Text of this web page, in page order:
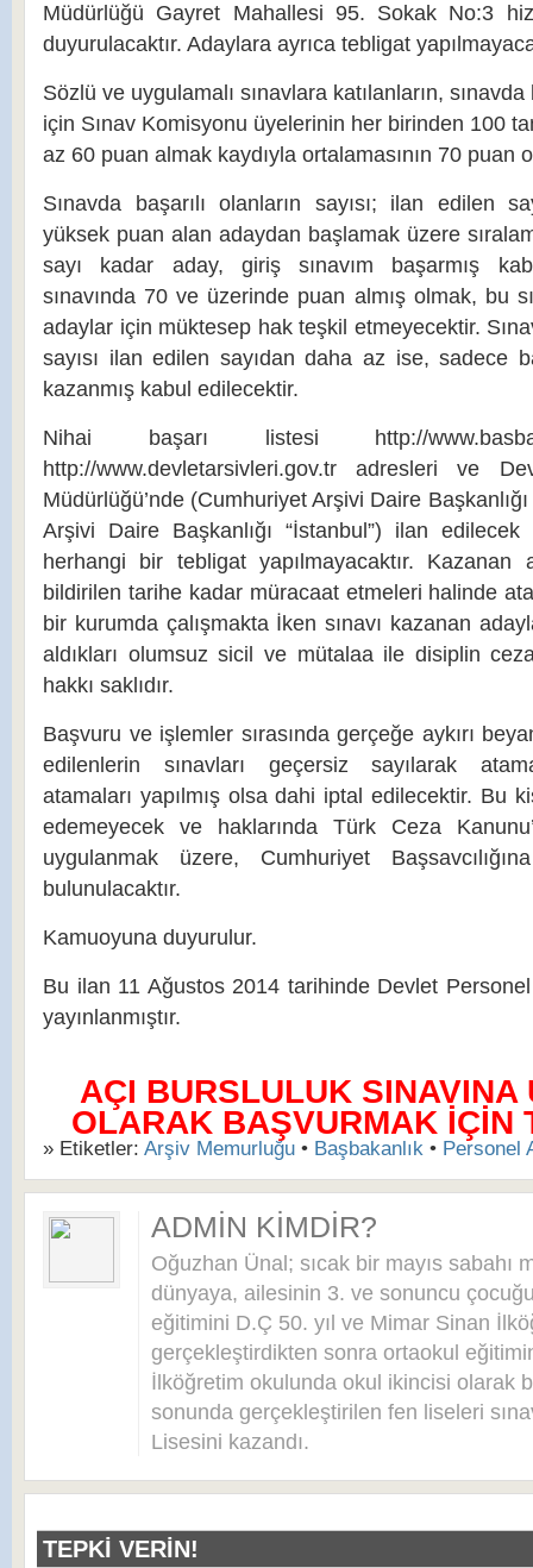
Müdürlüğü Gayret Mahallesi 95. Sokak No:3
duyurulacaktır. Adaylara ayrıca tebligat
Sözlü ve uygulamalı sınavlara katılanların, sınavda
için Sınav Komisyonu üyelerinin her birinden 100
az 60 puan almak kaydıyla ortalamasının 70 puan
Sınavda başarılı olanların sayısı; ilan edilen
yüksek puan alan adaydan başlamak üzere
sayı kadar aday, giriş sınavım başarmış
sınavında 70 ve üzerinde puan almış olmak, bu
adaylar için müktesep hak teşkil etmeyecektir.
sayısı ilan edilen sayıdan daha az ise, sadece
kazanmış kabul edilecektir.
Nihai başarı listesi http://
http://www.devletarsivleri.gov.tr adresleri ve
Müdürlüğü’nde (Cumhuriyet Arşivi Daire Başkanlığı
Arşivi Daire Başkanlığı “İstanbul”) ilan
herhangi bir tebligat yapılmayacaktır. Kazanan
bildirilen tarihe kadar müracaat etmeleri halinde
bir kurumda çalışmakta İken sınavı kazanan
aldıkları olumsuz sicil ve mütalaa ile disiplin
hakkı saklıdır.
Başvuru ve işlemler sırasında gerçeğe aykırı
edilenlerin sınavları geçersiz sayılarak
atamaları yapılmış olsa dahi iptal edilecektir. Bu
edemeyecek ve haklarında Türk Ceza
uygulanmak üzere, Cumhuriyet
bulunulacaktır.
Kamuoyuna duyurulur.
Bu ilan 11 Ağustos 2014 tarihinde Devlet Personel
yayınlanmıştır.
AÇI BURSLULUK SINAVINA
OLARAK BAŞVURMAK İÇİN
» Etiketler: Arşiv Memurluğu • Başbakanlık • Personel
ADMIN KIMDIR?
Oğuzhan Ünal; sıcak bir mayıs sabahı
dünyaya, ailesinin 3. ve sonuncu
eğitimini D.Ç 50. yıl ve Mimar Sinan
gerçekleştirdikten sonra ortaokul
İlköğretim okulunda okul ikincisi olarak
sonunda gerçekleştirilen fen liseleri
Lisesini kazandı.
TEPKI VERIN!